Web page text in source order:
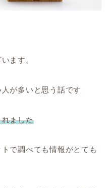
ます。
が多いと思う話です
ました
で調べても情報がとても